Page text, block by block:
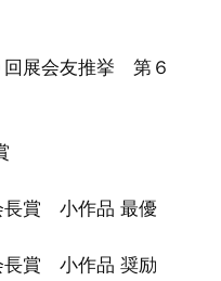
展会友推挙 第６
長賞 小作品 最優
賞 小作品 奨励